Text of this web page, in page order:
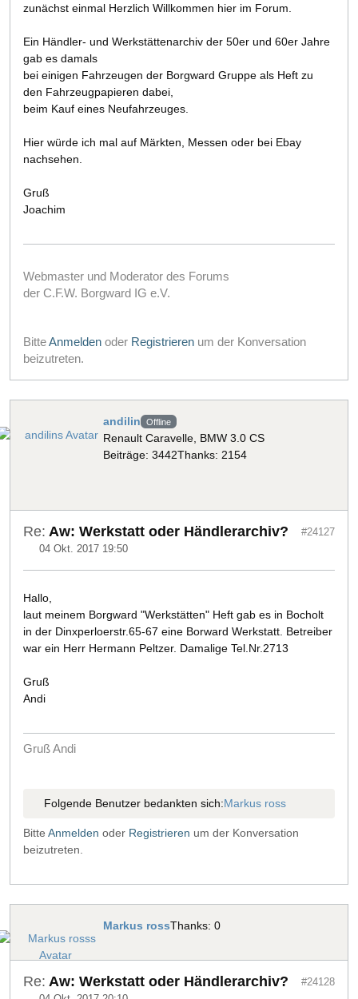
zunächst einmal Herzlich Willkommen hier im Forum.
Ein Händler- und Werkstättenarchiv der 50er und 60er Jahre
gab es damals
bei einigen Fahrzeugen der Borgward Gruppe als Heft zu
den Fahrzeugpapieren dabei,
beim Kauf eines Neufahrzeuges.
Hier würde ich mal auf Märkten, Messen oder bei Ebay
nachsehen.
Gruß
Joachim
Webmaster und Moderator des Forums
der C.F.W. Borgward IG e.V.
BitteAnmelden oder Registrieren um der Konversation
beizutreten.
andilin Offline
Renault Caravelle, BMW 3.0 CS
Beiträge: 3442Thanks: 2154
Re: Aw: Werkstatt oder Händlerarchiv?
04 Okt. 2017 19:50
#24127
Hallo,
laut meinem Borgward "Werkstätten" Heft gab es in Bocholt
in der Dinxperloerstr.65-67 eine Borward Werkstatt. Betreiber
war ein Herr Hermann Peltzer. Damalige Tel.Nr.2713
Gruß
Andi
Gruß Andi
Folgende Benutzer bedankten sich:Markus ross
Bitte Anmelden oder Registrieren um der Konversation
beizutreten.
Markus rossThanks: 0
Re: Aw: Werkstatt oder Händlerarchiv? #24128